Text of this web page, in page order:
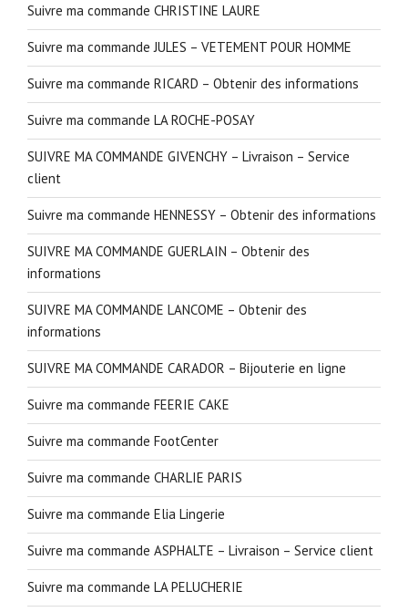
Suivre ma commande CHRISTINE LAURE
Suivre ma commande JULES – VETEMENT POUR HOMME
Suivre ma commande RICARD – Obtenir des informations
Suivre ma commande LA ROCHE-POSAY
SUIVRE MA COMMANDE GIVENCHY – Livraison – Service
client
Suivre ma commande HENNESSY – Obtenir des informations
SUIVRE MA COMMANDE GUERLAIN – Obtenir des
informations
SUIVRE MA COMMANDE LANCOME – Obtenir des
informations
SUIVRE MA COMMANDE CARADOR – Bijouterie en ligne
Suivre ma commande FEERIE CAKE
Suivre ma commande FootCenter
Suivre ma commande CHARLIE PARIS
Suivre ma commande Elia Lingerie
Suivre ma commande ASPHALTE – Livraison – Service client
Suivre ma commande LA PELUCHERIE